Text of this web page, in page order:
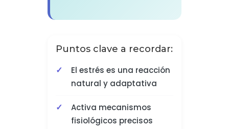
Puntos clave a recordar:
El estrés es una reacción
natural y adaptativa
Activa mecanismos
fisiológicos precisos